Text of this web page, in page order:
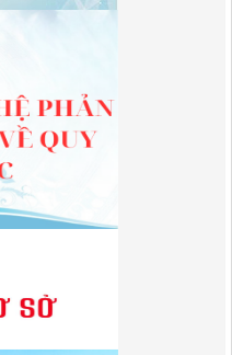
thu, nộp, quản lý và sử dụng
địa bàn tỉnh Cao Bằng
hành chính sửa đổi, bổ sung,
thức đối tác công tư; đấu
giải quyết của Sở Tài
cấp xã tỉnh CB
Kế hoạch vốn đầu tư